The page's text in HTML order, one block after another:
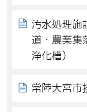
汚水処理施
道・農業集
浄化槽）
常陸大宮市